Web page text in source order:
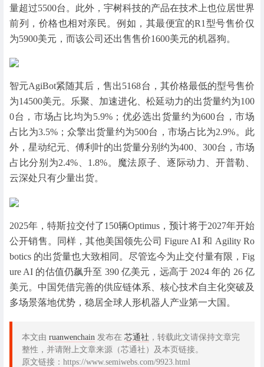
量超过5500台。此外，宇树科技的产品在技术上也位居世界
前列，价格也相对亲民。例如，其最便宜的R1型号售价仅
为5900美元，而该公司还出售售价1600美元的机器狗。
智元AgiBot紧随其后，售出5168台，其价格最低的型号售价
为14500美元。乐聚、加速进化、松延动力的出货量约为100
0台，市场占比均为5.9%；优必选出货量约为600台，市场
占比为3.5%；众擎出货量约为500台，市场占比为2.9%。此
外，星动纪元、傅利叶的出货量分别约为400、300台，市场
占比分别为2.4%、1.8%。魔法原子、逐际动力、开普勒、
云深处只有少量出货。
2025年，特斯拉交付了150辆Optimus，预计将于2027年开始
公开销售。同样，其他美国领先公司 Figure AI 和 Agility Ro
botics 的出货量也大致相同。尽管迄今为止交付量有限，Fig
ure AI 的估值仍飙升至 390 亿美元，远高于 2024 年的 26 亿
美元。中国凭借完善的供应链体系、核心技术自主化突破及
多场景落地优势，稳居全球人形机器人产业第一大国。
本文由 ruanwenchain 发布在 芯通社 ，转载此文请保持文章完
整性，并请附上文章来源（芯通社）及本页链接。
原文链接：https://www.semiwebs.com/9923.html